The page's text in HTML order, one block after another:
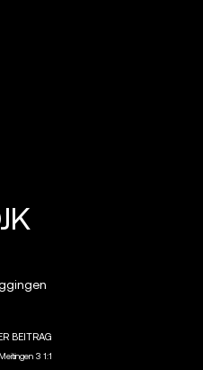
BEITRAG
3 1:1